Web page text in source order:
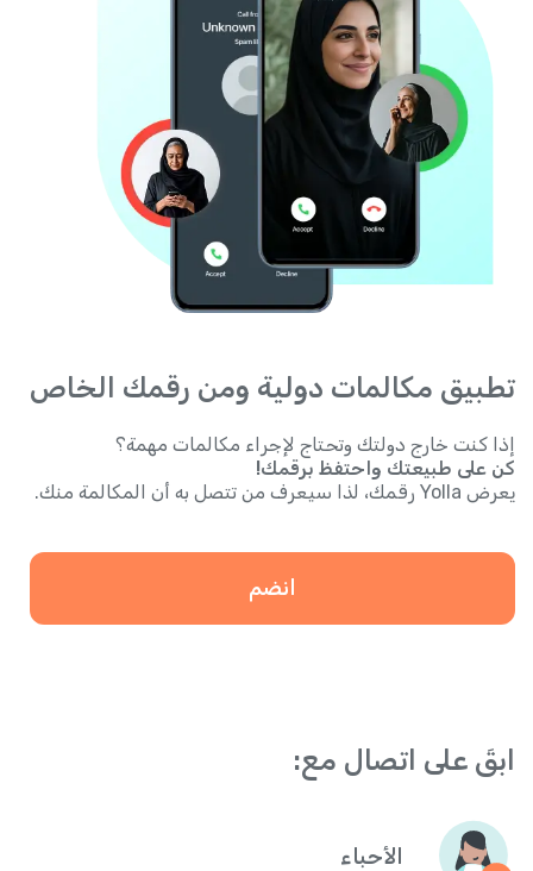
تطبيق مكالمات دولية ومن رقمك الخاص
إذا كنت خارج دولتك وتحتاج لإجراء مكالمات مهمة؟
كن على طبيعتك واحتفظ برقمك!
يعرض Yolla رقمك، لذا سيعرف من تتصل به أن المكالمة منك.
انضم
ابقَ على اتصال مع:
الأحباء